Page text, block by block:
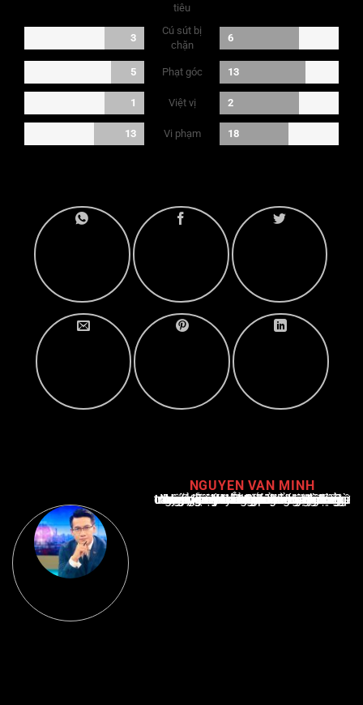
tiêu
3
Cú sút bị
chặn
6
5 Phạt góc 13
1 Việt vị 2
13 Vi phạm 18
NGUYEN VAN MINH
Nguyễn Văn Minh là một trong những chuyên gia hàng đầu về báo cáo tin tức thể thao tại Việt Nam, với hơn 10 năm hoạt động trong ngành. Ông có kiến thức sâu rộng và kinh nghiệm đáng kể trong việc phân tích và báo cáo về các sự kiện thể thao hàng đầu. Sự hiểu biết sâu sắc của ông về ngành này đã giúp ông xây dựng uy tín và danh tiếng trong cộng đồng báo chí thể thao.